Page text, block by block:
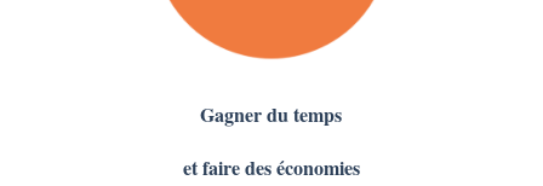
Gagner du temps
et faire des économies